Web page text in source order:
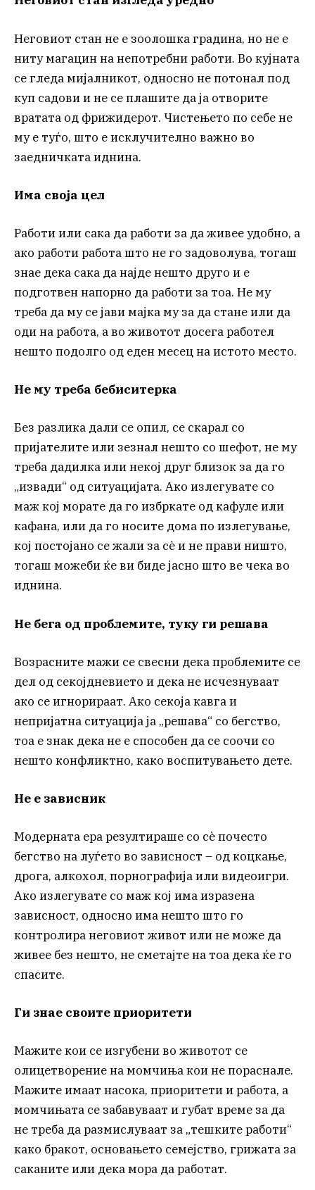
Неговиот стан не е зоолошка градина, но не е
ниту магацин на непотребни работи. Во кујната
се гледа мијалникот, односно не потонал под
куп садови и не се плашите да ја отворите
вратата од фрижидерот. Чистењето по себе не
му е туѓо, што е исклучително важно во
заедничката иднина.
Има своја цел
Работи или сака да работи за да живее удобно, а
ако работи работа што не го задоволува, тогаш
знае дека сака да најде нешто друго и е
подготвен напорно да работи за тоа. Не му
треба да му се јави мајка му за да стане или да
оди на работа, а во животот досега работел
нешто подолго од еден месец на истото место.
Не му треба бебиситерка
Без разлика дали се опил, се скарал со
пријателите или зезнал нешто со шефот, не му
треба дадилка или некој друг близок за да го
„извади“ од ситуацијата. Ако излегувате со
маж кој морате да го избркате од кафуле или
кафана, или да го носите дома по излегување,
кој постојано се жали за сè и не прави ништо,
тогаш можеби ќе ви биде јасно што ве чека во
иднина.
Не бега од проблемите, туку ги решава
Возрасните мажи се свесни дека проблемите се
дел од секојдневието и дека не исчезнуваат
ако се игнорираат. Ако секоја кавга и
непријатна ситуација ја „решава“ со бегство,
тоа е знак дека не е способен да се соочи со
нешто конфликтно, како воспитувањето дете.
Не е зависник
Модерната ера резултираше со сè почесто
бегство на луѓето во зависност – од коцкање,
дрога, алкохол, порнографија или видеоигри.
Ако излегувате со маж кој има изразена
зависност, односно има нешто што го
контролира неговиот живот или не може да
живее без нешто, не сметајте на тоа дека ќе го
спасите.
Ги знае своите приоритети
Мажите кои се изгубени во животот се
олицетворение на момчиња кои не пораснале.
Мажите имаат насока, приоритети и работа, а
момчињата се забавуваат и губат време за да
не треба да размислуваат за „тешките работи“
како бракот, основањето семејство, грижата за
саканите или дека мора да работат.